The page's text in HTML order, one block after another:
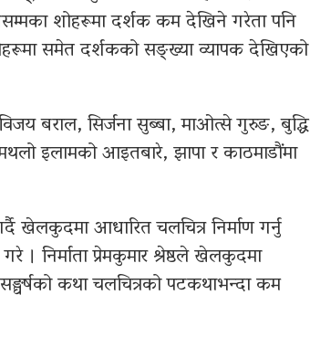
शोहरूमा दर्शक कम देखिने गरेता पनि
समेत दर्शकको सङ्ख्या व्यापक देखिएको
बराल, सिर्जना सुब्बा, माओत्से गुरुङ, बुद्धि
इलामको आइतबारे, झापा र काठमाडौंमा
खेलकुदमा आधारित चलचित्र निर्माण गर्नु
। निर्माता प्रेमकुमार श्रेष्ठले खेलकुदमा
कथा चलचित्रको पटकथाभन्दा कम